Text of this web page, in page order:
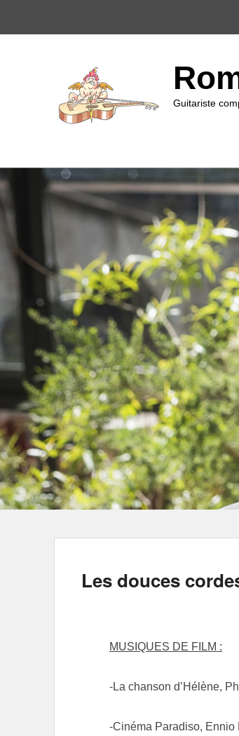
haut
Guitariste
Les douces
MUSIQUES DE FILM :
-La chanson d’Hélène,
-Cinéma Paradiso, Ennio